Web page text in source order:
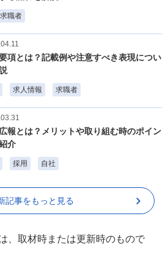
職者
項とは？記載例や注意すべき表現につい
求人情報 求職者
報とは？メリットや取り組む時のポイン
介
採用 自社
記事をもっと見る
、取材時または更新時のもので